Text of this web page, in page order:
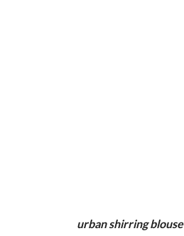
urban shirring blouse